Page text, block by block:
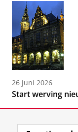
26 juni 2026
Start werving